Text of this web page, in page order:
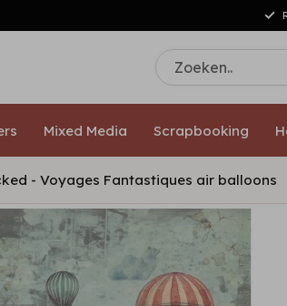
Mixed Media Scrapbooking
- Voyages Fantastiques air balloons